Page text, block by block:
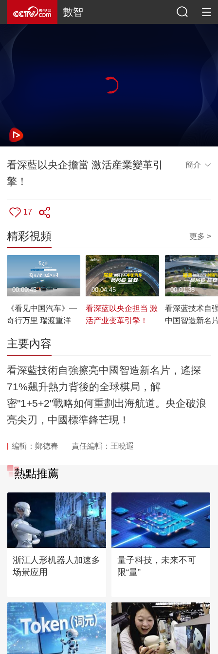
數智
看深藍以央企擔當 激活産業變革引
擎！
簡介
17
精彩視頻 更多 >
《看见中国汽车》—
奇行万里 瑞渡重洋
00:09:45
看深蓝以央企担当 激
活产业变革引擎！
00:04:45
看深蓝技术自
中国智造新名
00:01:38
主要內容
看深藍技術自強擦亮中國智造新名片，遙探
71%飆升熱力背後的全球棋局，解
密"1+5+2"戰略如何重劃出海航道。央企破浪
亮尖刃，中國標準鋒芒現！
編輯：鄭德春 責任編輯：王曉遐
熱點推薦
浙江人形机器人加速多
场景应用
量子科技，未来不可
限“量”